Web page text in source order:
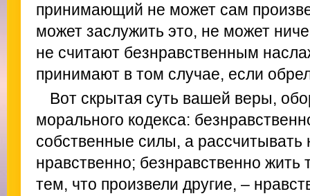
принимающий не может сам
может заслужить это, не может
не считают безнравственным
принимают в том случае, если
Вот скрытая суть вашей веры,
морального кодекса:
собственные силы, а
нравственно; безнравственно жить
тем, что произвели другие, –